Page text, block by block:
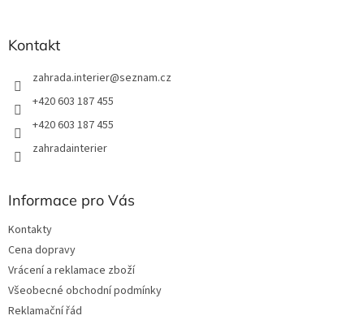
Kontakt
zahrada.interier@seznam.cz
+420 603 187 455
+420 603 187 455
zahradainterier
Informace pro Vás
Kontakty
Cena dopravy
Vrácení a reklamace zboží
Všeobecné obchodní podmínky
Reklamační řád